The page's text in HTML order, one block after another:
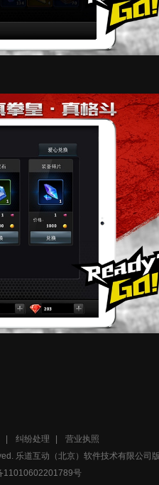
纠纷处理
营业执照
乐道互动（北京）软件技术有限公司
11010602201789号